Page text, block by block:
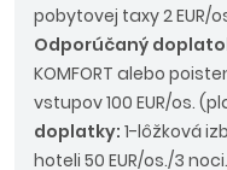
pobytovej taxy 2
Odporúčaný
KOMFORT alebo
vstupov 100 EUR/os.
doplatky: 1-lôžková
hoteli 50 EUR/os./3 noci.